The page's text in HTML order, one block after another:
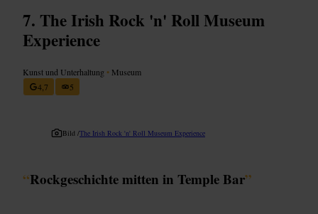
The Irish Rock 'n' Roll Museum
Experience
Kunst und Unterhaltung • Museum
4,7
5
Bild /The Irish Rock 'n' Roll Museum Experience
“Rockgeschichte mitten in Temple Bar”